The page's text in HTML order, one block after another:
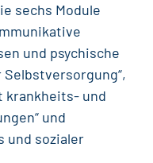
sechs Module
und psychische
Selbstversorgung“,
krankheits- und
und
und sozialer